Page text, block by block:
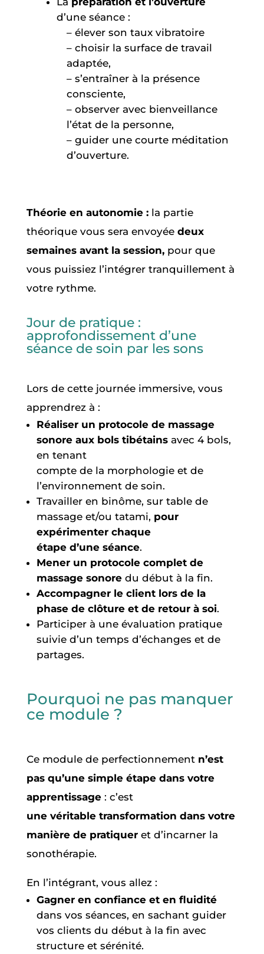
d’une séance :
– élever son taux vibratoire
– choisir la surface de travail
adaptée,
– s’entraîner à la présence
consciente,
– observer avec bienveillance
l’état de la personne,
– guider une courte méditation
d’ouverture.
Théorie en autonomie :la partie
théorique vous sera envoyée deux
semaines avant la session, pour que
vous puissiez l’intégrer tranquillement à
votre rythme.
Jour de pratique :
approfondissement d’une
séance de soin par les sons
Lors de cette journée immersive, vous
apprendrez à :
Réaliser un protocole de massage
sonore aux bols tibétainsavec 4 bols,
en tenant
compte de la morphologie et de
l’environnement de soin.
Travailler en binôme, sur table de
massage et/ou tatami, pour
expérimenter chaque
étape d’une séance.
Mener un protocole complet de
massage sonoredu début à la fin.
Accompagner le client lors de la
phase de clôture et de retour à soi.
Participer à une évaluation pratique
suivie d’un temps d’échanges et de
partages.
Pourquoi ne pas manquer
ce module ?
Ce module de perfectionnement n’est
pas qu’une simple étape dans votre
apprentissage: c’est
une véritable transformation dans votre
manière de pratiqueret d’incarner la
sonothérapie.
En l’intégrant, vous allez :
Gagner en confiance et en fluidité
dans vos séances, en sachant guider
vos clients du début à la fin avec
structure et sérénité.